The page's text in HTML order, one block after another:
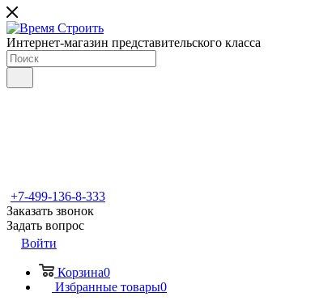
Интернет-магазин представительского класса
+7-499-136-8-333
Заказать звонок
Задать вопрос
Войти
Корзина0
Избранные товары0